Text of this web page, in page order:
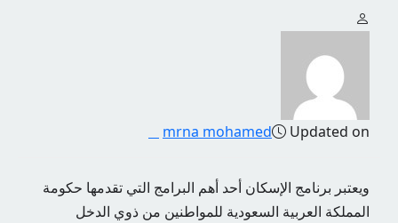
mrna mohamed Updated on
ويعتبر برنامج الإسكان أحد أهم البرامج التي تقدمها حكومة
المملكة العربية السعودية للمواطنين من ذوي الدخل